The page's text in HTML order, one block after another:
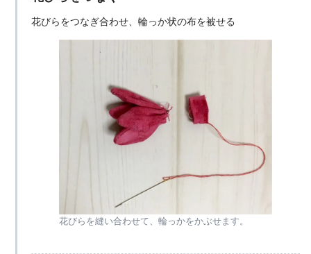
花びらをつなぎ合わせ、輪っか状の布を被せる
花びらを縫い合わせて、輪っかをかぶせます。